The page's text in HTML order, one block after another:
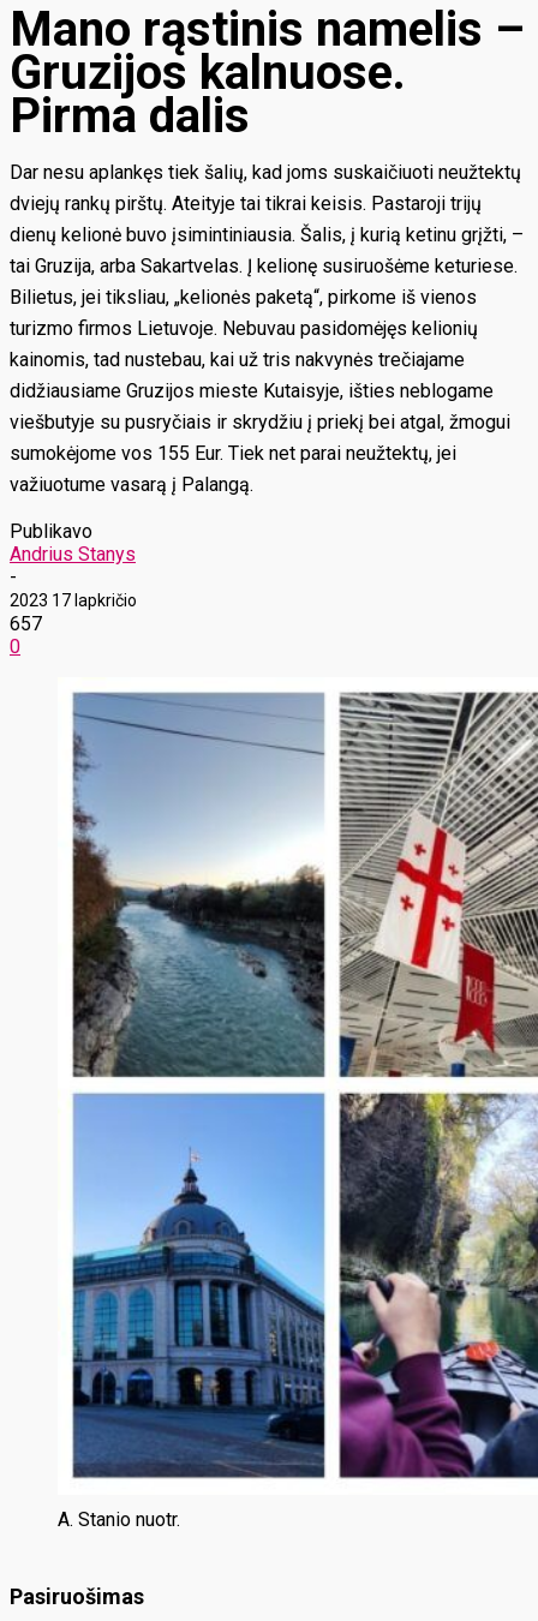
Mano rąstinis namelis –
Gruzijos kalnuose.
Pirma dalis
Dar nesu aplankęs tiek šalių, kad joms suskaičiuoti neužtektų
dviejų rankų pirštų. Ateityje tai tikrai keisis. Pastaroji trijų
dienų kelionė buvo įsimintiniausia. Šalis, į kurią ketinu grįžti, –
tai Gruzija, arba Sakartvelas. Į kelionę susiruošėme keturiese.
Bilietus, jei tiksliau, „kelionės paketą“, pirkome iš vienos
turizmo firmos Lietuvoje. Nebuvau pasidomėjęs kelionių
kainomis, tad nustebau, kai už tris nakvynės trečiajame
didžiausiame Gruzijos mieste Kutaisyje, išties neblogame
viešbutyje su pusryčiais ir skrydžiu į priekį bei atgal, žmogui
sumokėjome vos 155 Eur. Tiek net parai neužtektų, jei
važiuotume vasarą į Palangą.
Publikavo
Andrius Stanys
-
2023 17 lapkričio
657
0
A. Stanio nuotr.
Pasiruošimas